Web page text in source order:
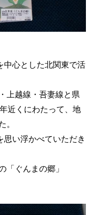
中心とした北関東で活
上越線・吾妻線と県
近くにわたって、地
。
い浮かべていただき
「ぐんまの郷」